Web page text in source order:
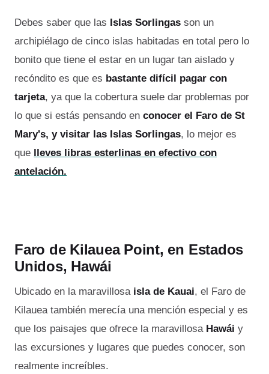
Debes saber que las Islas Sorlingas son un
archipiélago de cinco islas habitadas en total pero lo
bonito que tiene el estar en un lugar tan aislado y
recóndito es que es bastante difícil pagar con
tarjeta, ya que la cobertura suele dar problemas por
lo que si estás pensando en conocer el Faro de St
Mary's, y visitar las Islas Sorlingas, lo mejor es
que lleves libras esterlinas en efectivo con
antelación.
Faro de Kilauea Point, en Estados
Unidos, Hawái
Ubicado en la maravillosa isla de Kauai, el Faro de
Kilauea también merecía una mención especial y es
que los paisajes que ofrece la maravillosa Hawái y
las excursiones y lugares que puedes conocer, son
realmente increíbles.